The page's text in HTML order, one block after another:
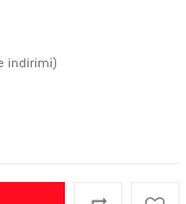
indirimi)